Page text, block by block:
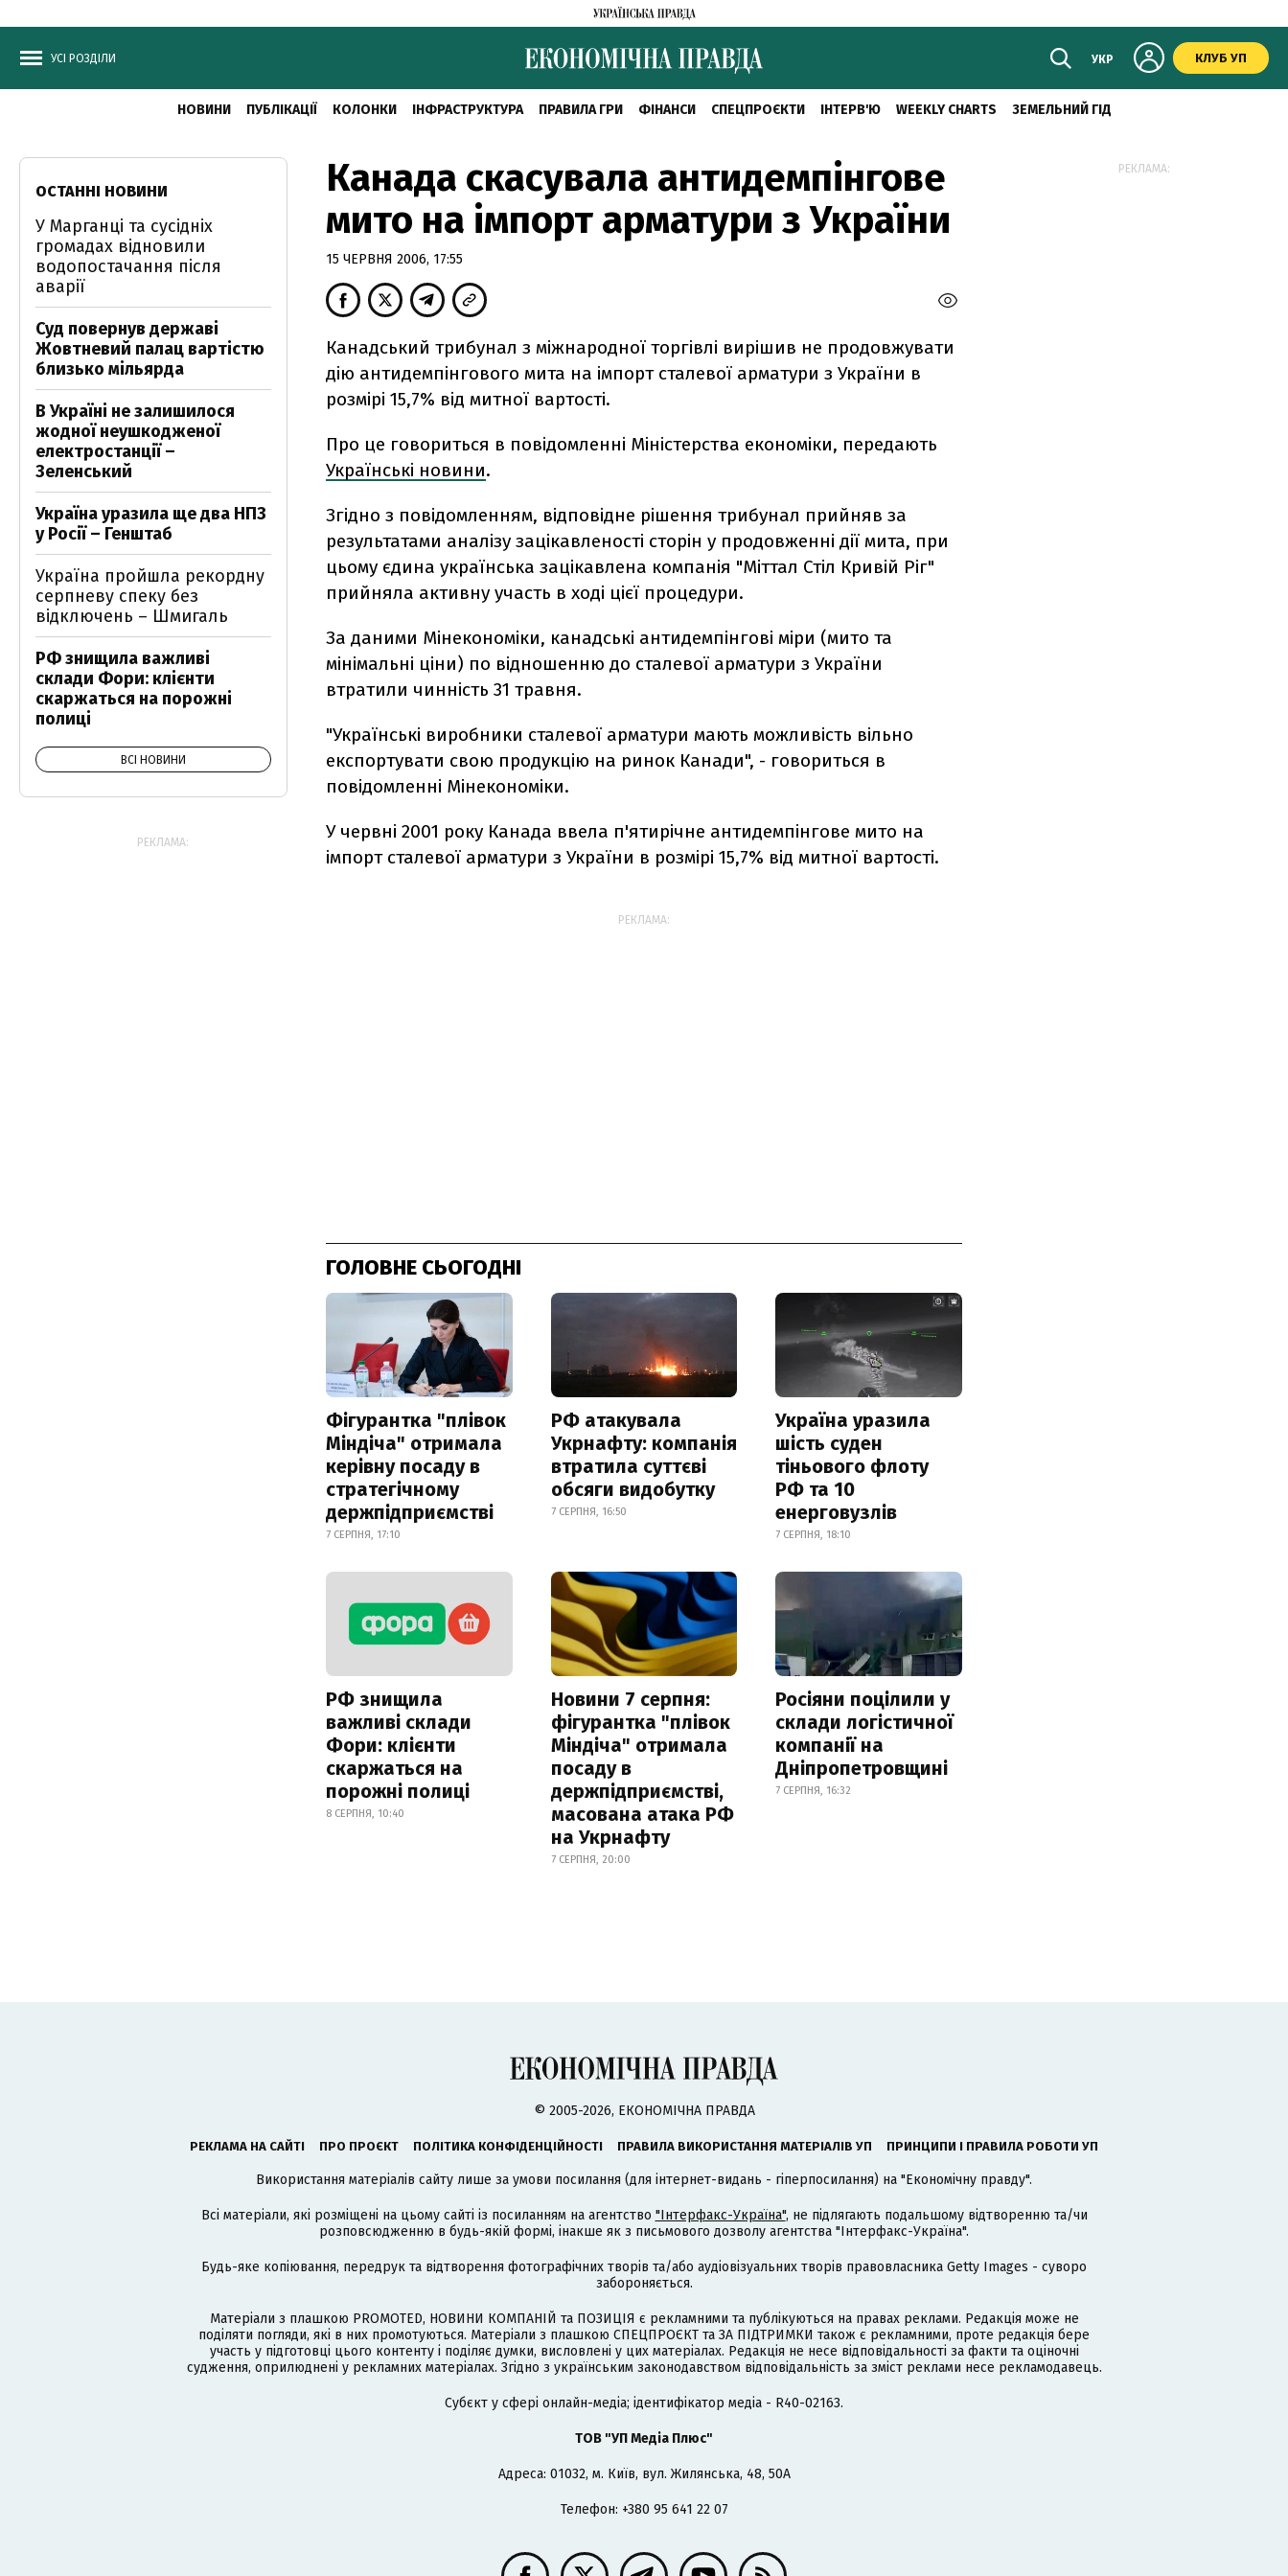
УСІ РОЗДІЛИ УКР КЛУБ УП
НОВИНИ ПУБЛІКАЦІЇ КОЛОНКИ ІНФРАСТРУКТУРА ПРАВИЛА ГРИ ФІНАНСИ СПЕЦПРОЄКТИ ІНТЕРВ'Ю WEEKLY CHARTS ЗЕМЕЛЬНИЙ ГІД
Канада скасувала антидемпінгове
мито на імпорт арматури з України
15 ЧЕРВНЯ 2006, 17:55
Канадський трибунал з міжнародної торгівлі вирішив не продовжувати
дію антидемпінгового мита на імпорт сталевої арматури з України в
розмірі 15,7% від митної вартості.
Про це говориться в повідомленні Міністерства економіки, передають
Українські новини.
Згідно з повідомленням, відповідне рішення трибунал прийняв за
результатами аналізу зацікавленості сторін у продовженні дії мита, при
цьому єдина українська зацікавлена компанія "Міттал Стіл Кривій Ріг"
прийняла активну участь в ході цієї процедури.
За даними Мінекономіки, канадські антидемпінгові міри (мито та
мінімальні ціни) по відношенню до сталевої арматури з України
втратили чинність 31 травня.
"Українські виробники сталевої арматури мають можливість вільно
експортувати свою продукцію на ринок Канади", - говориться в
повідомленні Мінекономіки.
У червні 2001 року Канада ввела п'ятирічне антидемпінгове мито на
імпорт сталевої арматури з України в розмірі 15,7% від митної вартості.
РЕКЛАМА:
ГОЛОВНЕ СЬОГОДНІ
Фігурантка "плівок
Міндіча" отримала
керівну посаду в
стратегічному
держпідприємстві
7 СЕРПНЯ, 17:10
РФ атакувала
Укрнафту: компанія
втратила суттєві
обсяги видобутку
7 СЕРПНЯ, 16:50
Україна уразила
шість суден
тіньового флоту
РФ та 10
енерговузлів
7 СЕРПНЯ, 18:10
РФ знищила
важливі склади
Фори: клієнти
скаржаться на
порожні полиці
8 СЕРПНЯ, 10:40
Новини 7 серпня:
фігурантка "плівок
Міндіча" отримала
посаду в
держпідприємстві,
масована атака РФ
на Укрнафту
7 СЕРПНЯ, 20:00
Росіяни поцілили у
склади логістичної
компанії на
Дніпропетровщині
7 СЕРПНЯ, 16:32
ОСТАННІ НОВИНИ
У Марганці та сусідніх
громадах відновили
водопостачання після
аварії
Суд повернув державі
Жовтневий палац вартістю
близько мільярда
В Україні не залишилося
жодної неушкодженої
електростанції –
Зеленський
Україна уразила ще два НПЗ
у Росії – Генштаб
Україна пройшла рекордну
серпневу спеку без
відключень – Шмигаль
РФ знищила важливі
склади Фори: клієнти
скаржаться на порожні
полиці
ВСІ НОВИНИ
РЕКЛАМА:
РЕКЛАМА:
© 2005-2026, ЕКОНОМІЧНА ПРАВДА
РЕКЛАМА НА САЙТІ ПРО ПРОЄКТ ПОЛІТИКА КОНФІДЕНЦІЙНОСТІ ПРАВИЛА ВИКОРИСТАННЯ МАТЕРІАЛІВ УП ПРИНЦИПИ І ПРАВИЛА РОБОТИ УП
Використання матеріалів сайту лише за умови посилання (для інтернет-видань - гіперпосилання) на "Економічну правду".
Всі матеріали, які розміщені на цьому сайті із посиланням на агентство "Інтерфакс-Україна", не підлягають подальшому відтворенню та/чи
розповсюдженню в будь-якій формі, інакше як з письмового дозволу агентства "Інтерфакс-Україна".
Будь-яке копіювання, передрук та відтворення фотографічних творів та/або аудіовізуальних творів правовласника Getty Images - суворо
забороняється.
Матеріали з плашкою PROMOTED, НОВИНИ КОМПАНІЙ та ПОЗИЦІЯ є рекламними та публікуються на правах реклами. Редакція може не
поділяти погляди, які в них промотуються. Матеріали з плашкою СПЕЦПРОЄКТ та ЗА ПІДТРИМКИ також є рекламними, проте редакція бере
участь у підготовці цього контенту і поділяє думки, висловлені у цих матеріалах. Редакція не несе відповідальності за факти та оціночні
судження, оприлюднені у рекламних матеріалах. Згідно з українським законодавством відповідальність за зміст реклами несе рекламодавець.
Cубєкт у сфері онлайн-медіа; ідентифікатор медіа - R40-02163.
ТОВ "УП Медіа Плюс"
Адреса: 01032, м. Київ, вул. Жилянська, 48, 50А
Телефон: +380 95 641 22 07